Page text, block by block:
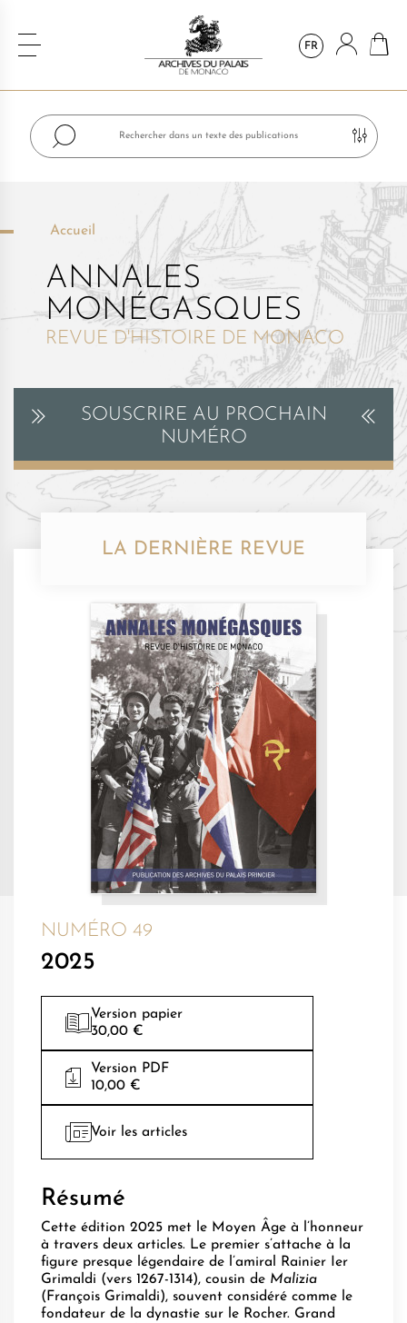
FR
Accueil
ANNALES
MONÉGASQUES
REVUE D'HISTOIRE DE MONACO
SOUSCRIRE AU PROCHAIN
NUMÉRO
LA DERNIÈRE REVUE
NUMÉRO 49
2025
Version papier
30,00 €
Version PDF
10,00 €
Voir les articles
Résumé
Cette édition 2025 met le Moyen Âge à l’honneur
à travers deux articles. Le premier s’attache à la
figure presque légendaire de l’amiral Rainier Ier
Grimaldi (vers 1267-1314), cousin de Malizia
(François Grimaldi), souvent considéré comme le
fondateur de la dynastie sur le Rocher. Grand